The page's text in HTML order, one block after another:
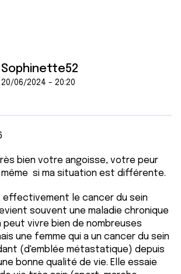
Sophinette52
20/06/2024 - 20:20
bien votre angoisse, votre peur
si ma situation est différente.
effectivement le cancer du sein
souvent une maladie chronique
peut vivre bien de nombreuses
une femme qui a un cancer du sein
(d'emblée métastatique) depuis
bonne qualité de vie. Elle essaie